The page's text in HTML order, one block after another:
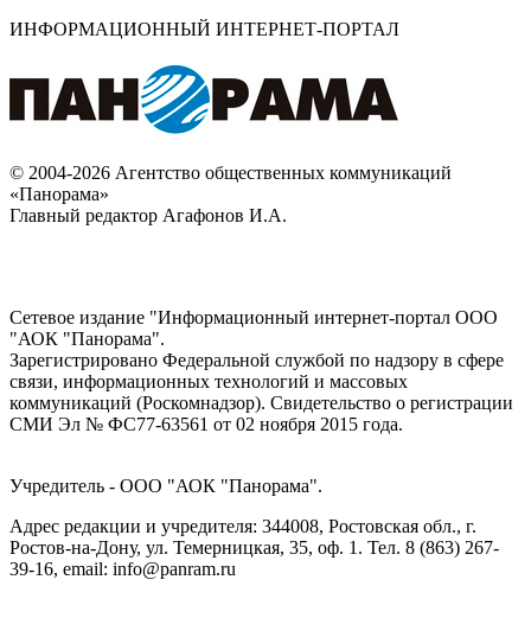
ИНФОРМАЦИОННЫЙ ИНТЕРНЕТ-ПОРТАЛ
© 2004-2026 Агентство общественных коммуникаций
«Панорама»
Главный редактор Агафонов И.А.
Сетевое издание "Информационный интернет-портал ООО
"АОК "Панорама".
Зарегистрировано Федеральной службой по надзору в сфере
связи, информационных технологий и массовых
коммуникаций (Роскомнадзор). Cвидетельство о регистрации
СМИ Эл № ФС77-63561 от 02 ноября 2015 года.
Учредитель - ООО "АОК "Панорама".
Адрес редакции и учредителя: 344008, Ростовская обл., г.
Ростов-на-Дону, ул. Темерницкая, 35, оф. 1. Тел. 8 (863) 267-
39-16, email: info@panram.ru